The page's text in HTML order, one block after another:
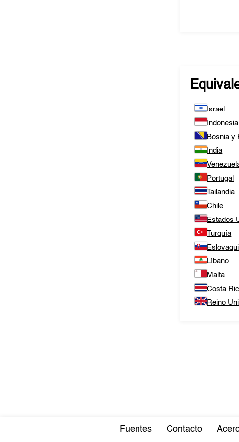
Israel
Indonesia
Bosnia y
India
Portugal
Tailandia
Chile
Estados
Turquía
Líbano
Malta
Costa
Reino
Fuentes Contacto